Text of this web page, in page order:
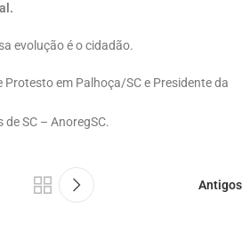
evolução é o cidadão.
Protesto em Palhoça/SC e Presidente da
SC – AnoregSC.
Antigos